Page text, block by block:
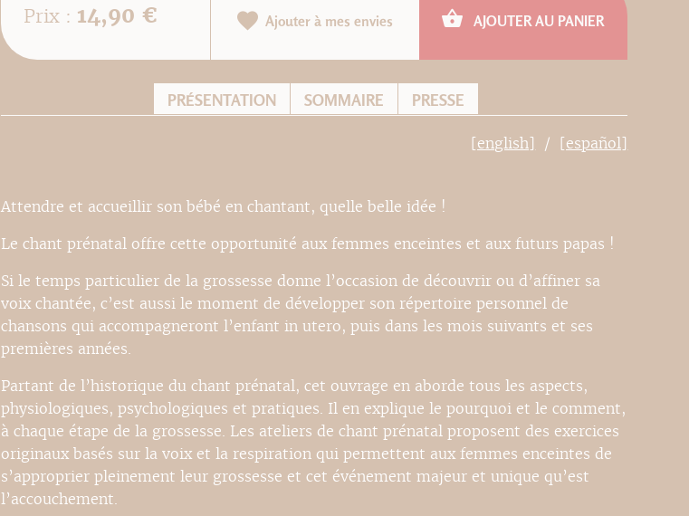
Prix : 14,90 € Ajouter à mes envies AJOUTER AU PANIER
PRÉSENTATION SOMMAIRE PRESSE
[english] [español]
Attendre et accueillir son bébé en chantant, quelle belle idée !
Le chant prénatal offre cette opportunité aux femmes enceintes et aux futurs papas !
Si le temps particulier de la grossesse donne l’occasion de découvrir ou d’affiner sa
voix chantée, c’est aussi le moment de développer son répertoire personnel de
chansons qui accompagneront l’enfant in utero, puis dans les mois suivants et ses
premières années.
Partant de l’historique du chant prénatal, cet ouvrage en aborde tous les aspects,
physiologiques, psychologiques et pratiques. Il en explique le pourquoi et le comment,
à chaque étape de la grossesse. Les ateliers de chant prénatal proposent des exercices
originaux basés sur la voix et la respiration qui permettent aux femmes enceintes de
s’approprier pleinement leur grossesse et cet événement majeur et unique qu’est
l’accouchement.